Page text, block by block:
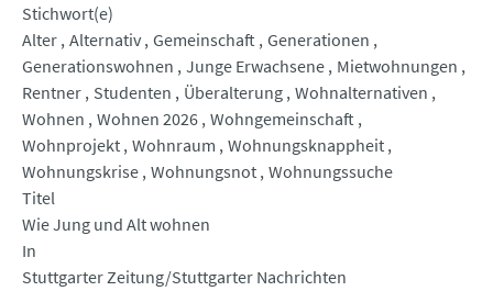
Stichwort(e)
Alter Alternativ Gemeinschaft Generationen
Generationswohnen Junge Erwachsene Mietwohnungen
Rentner Studenten Überalterung Wohnalternativen
Wohnen Wohnen 2026 Wohngemeinschaft
Wohnprojekt Wohnraum Wohnungsknappheit
Wohnungskrise Wohnungsnot Wohnungssuche
Titel
Wie Jung und Alt wohnen
In
Stuttgarter Zeitung/Stuttgarter Nachrichten